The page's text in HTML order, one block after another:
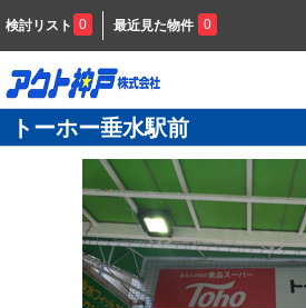
検討リスト 0 最近見た物件 0
トーホー垂水駅前